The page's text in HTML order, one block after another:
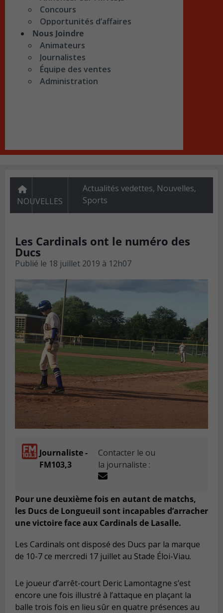
Concours
Opportunités d’affaires
Nous Joindre
Animateurs
Journalistes
Équipe des ventes
Administration
NOUVELLES
Actualités vedettes, Nouvelles,
Sports
Les Cardinals ont le numéro des
Ducs
Publié le 18 juillet 2019 à 12h07
Journaliste -
FM103,3
Contacter le ou
la journaliste :
Pour une deuxième fois en autant de matchs,
les Ducs de Longueuil sont incapables d’arracher
une victoire face aux Cardinals de Lasalle.
Les Cardinals ont disposé des Ducs par la marque
de 10-7 ce mercredi 17 juillet au Stade Éloi-Viau.
Le joueur d’arrêt-court Deric Lamontagne s’est
encore une fois illustré à l’attaque en plaçant la
balle trois fois en lieu sûr en quatre présences au